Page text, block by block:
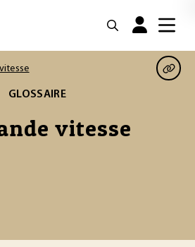
GLOSSAIRE
vitesse